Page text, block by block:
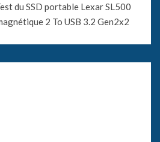
du SSD portable Lexar SL500
2 To USB 3.2 Gen2x2